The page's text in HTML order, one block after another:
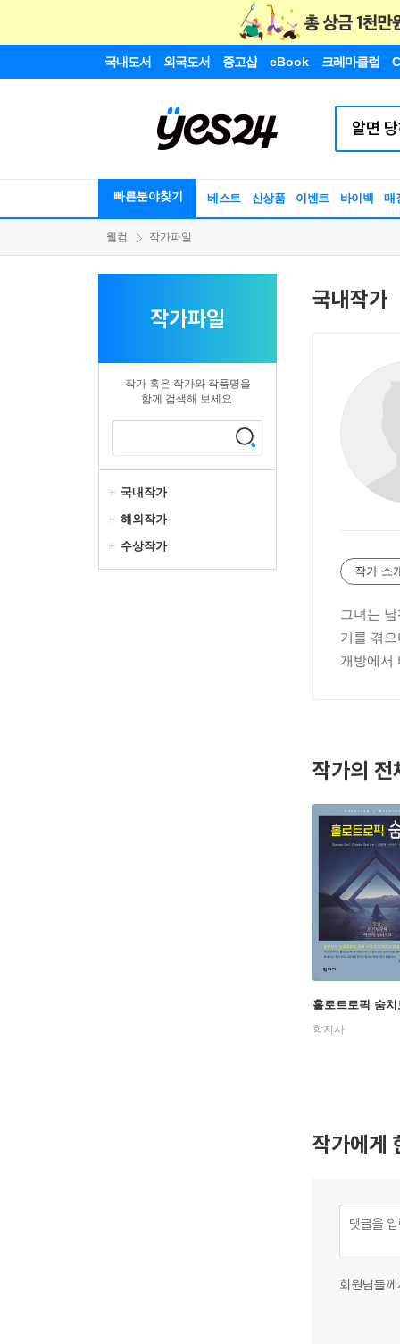
국내도서 외국도서 중고샵 eBook 크레마클럽
빠른분야찾기 베스트 신상품 이벤트 바이백 매
웰컴 작가파일
작가파일
작가 혹은 작가와 작품명을
함께 검색해 보세요.
국내작가
해외작가
수상작가
국내작가
작가 소
그녀는
기를 겪
개방에서
작가의 전
홀로트로픽 숨치
학지사
작가에게
회원님들